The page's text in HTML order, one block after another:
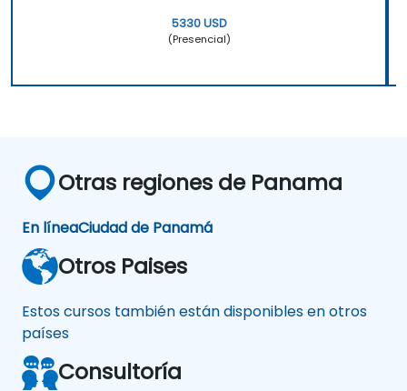
5330 USD
(Presencial)
Otras regiones de Panama
En líneaCiudad de Panamá
Otros Paises
Estos cursos también están disponibles en otros
países
Consultoría